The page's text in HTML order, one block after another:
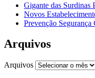
Gigante das Surdinas
Novos
Prevenção
Arquivos
Arquivos